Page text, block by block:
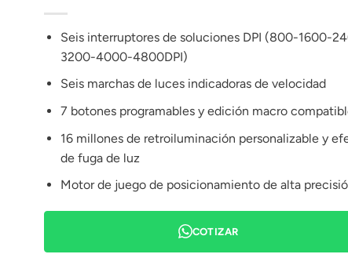
Seis interruptores de soluciones DPI (800-1600-
3200-4000-4800DPI)
Seis marchas de luces indicadoras de velocidad
7 botones programables y edición macro
16 millones de retroiluminación personalizable y
de fuga de luz
Motor de juego de posicionamiento de alta
COTIZAR